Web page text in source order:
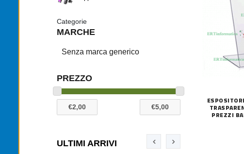
Categorie
MARCHE
Senza marca generico
PREZZO
ULTIMI ARRIVI
PREZZI